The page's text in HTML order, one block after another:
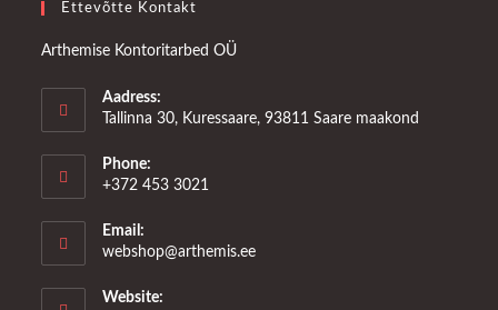
Ettevõtte Kontakt
Arthemise Kontoritarbed OÜ
Aadress:
Tallinna 30, Kuressaare, 93811 Saare maakond
Phone:
+372 453 3021
Email:
webshop@arthemis.eeOpens
Website: